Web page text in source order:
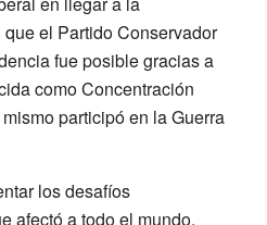
el Partido Conservador
fue posible gracias a
como Concentración
participó en la Guerra
los desafíos
afectó a todo el mundo,